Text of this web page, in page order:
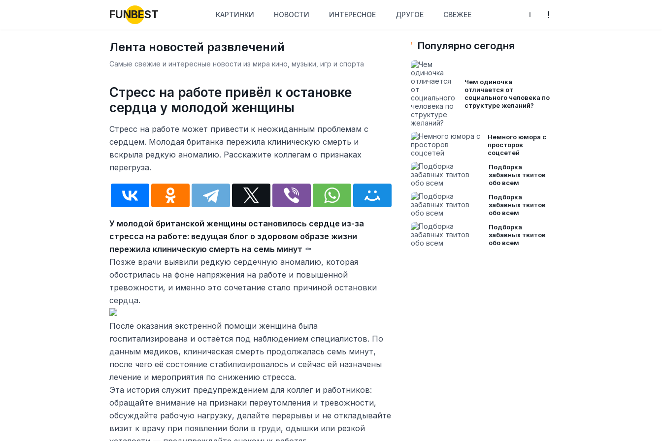
FUNBEST КАРТИНКИ НОВОСТИ ИНТЕРЕСНОЕ ДРУГОЕ СВЕЖЕЕ
Лента новостей развлечений
Самые свежие и интересные новости из мира кино, музыки, игр и спорта
Стресс на работе привёл к остановке
сердца у молодой женщины
Стресс на работе может привести к неожиданным проблемам с
сердцем. Молодая британка пережила клиническую смерть и
вскрыла редкую аномалию. Расскажите коллегам о признаках
перегруза.
У молодой британской женщины остановилось сердце из-за
стресса на работе: ведущая блог о здоровом образе жизни
пережила клиническую смерть на семь минут ⚰
Позже врачи выявили редкую сердечную аномалию, которая
обострилась на фоне напряжения на работе и повышенной
тревожности, и именно это сочетание стало причиной остановки
сердца.
После оказания экстренной помощи женщина была
госпитализирована и остаётся под наблюдением специалистов. По
данным медиков, клиническая смерть продолжалась семь минут,
после чего её состояние стабилизировалось и сейчас ей назначены
лечение и мероприятия по снижению стресса.
Эта история служит предупреждением для коллег и работников:
обращайте внимание на признаки переутомления и тревожности,
обсуждайте рабочую нагрузку, делайте перерывы и не откладывайте
визит к врачу при появлении боли в груди, одышки или резкой
Популярно сегодня
Чем одиночка
отличается от
социального человека по
структуре желаний?
Немного юмора с
просторов
соцсетей
Подборка
забавных твитов
обо всем
Подборка
забавных твитов
обо всем
Подборка
забавных твитов
обо всем